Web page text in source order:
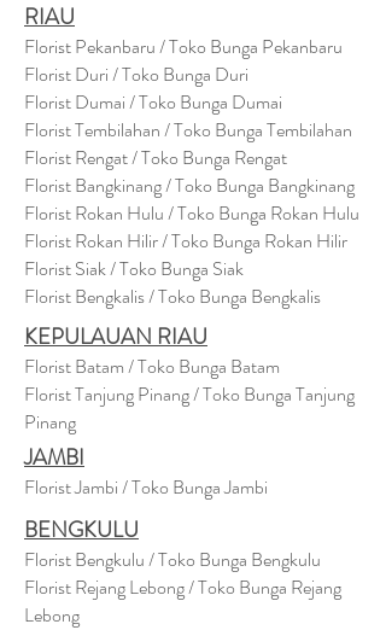
RIAU
Florist Pekanbaru / Toko Bunga Pekanbaru
Florist Duri / Toko Bunga Duri
Florist Dumai / Toko Bunga Dumai
Florist Tembilahan / Toko Bunga Tembilahan
Florist Rengat / Toko Bunga Rengat
Florist Bangkinang / Toko Bunga Bangkinang
Florist Rokan Hulu / Toko Bunga Rokan Hulu
Florist Rokan Hilir / Toko Bunga Rokan Hilir
Florist Siak / Toko Bunga Siak
Florist Bengkalis / Toko Bunga Bengkalis
KEPULAUAN RIAU
Florist Batam / Toko Bunga Batam
Florist Tanjung Pinang / Toko Bunga Tanjung
Pinang
JAMBI
Florist Jambi / Toko Bunga Jambi
BENGKULU
Florist Bengkulu / Toko Bunga Bengkulu
Florist Rejang Lebong / Toko Bunga Rejang
Lebong